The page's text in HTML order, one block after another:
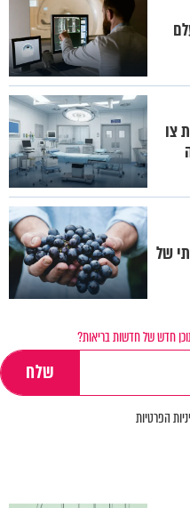
צו
של
חדש של חדשות בריאות?
הפרטיות